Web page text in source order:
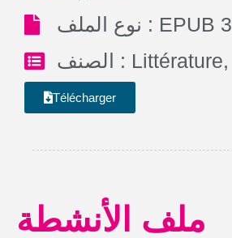
نوع الملف : EPUB 3
الصنف : Littérature,
Télécharger
ملف الأنشطة